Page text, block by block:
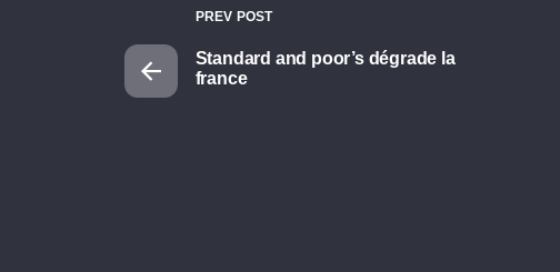
PREV POST
Standard and poor’s dégrade la
france